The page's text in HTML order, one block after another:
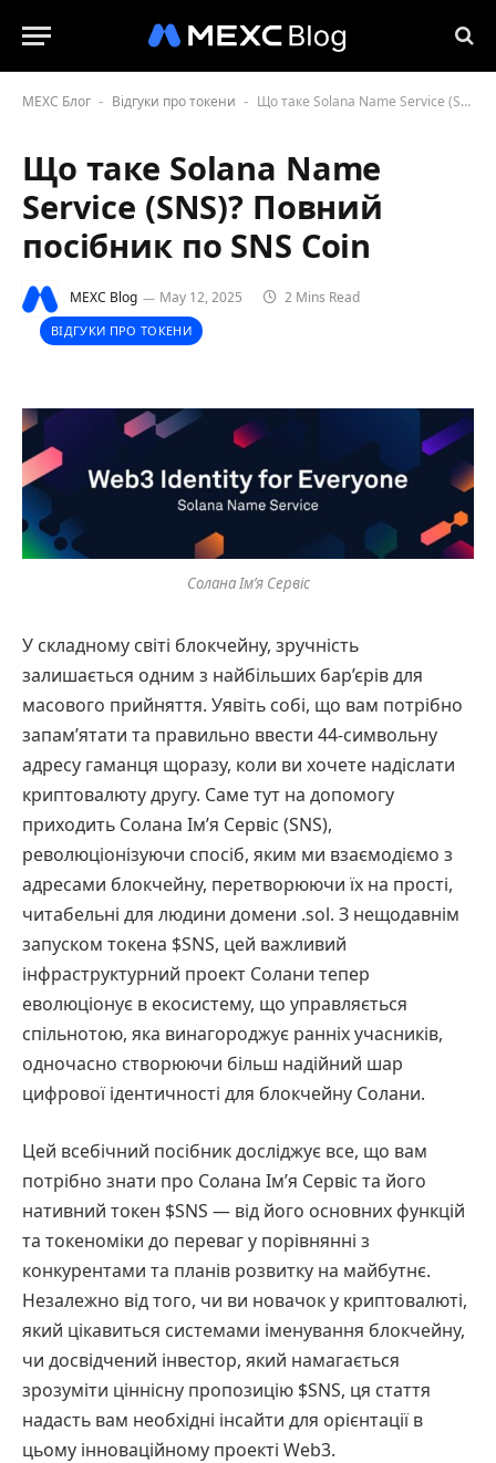
MEXC Блог - Відгуки про токени - Що таке Solana Name Service (SNS)? Повний посібник по SNS Coin
Що таке Solana Name
Service (SNS)? Повний
посібник по SNS Coin
MEXC Blog May 12, 2025 2 Mins Read
ВІДГУКИ ПРО ТОКЕНИ
Солана Ім’я Сервіс
У складному світі блокчейну, зручність
залишається одним з найбільших бар’єрів для
масового прийняття. Уявіть собі, що вам потрібно
запам’ятати та правильно ввести 44-символьну
адресу гаманця щоразу, коли ви хочете надіслати
криптовалюту другу. Саме тут на допомогу
приходить Солана Ім’я Сервіс (SNS),
революціонізуючи спосіб, яким ми взаємодіємо з
адресами блокчейну, перетворюючи їх на прості,
читабельні для людини домени .sol. З нещодавнім
запуском токена $SNS, цей важливий
інфраструктурний проект Солани тепер
еволюціонує в екосистему, що управляється
спільнотою, яка винагороджує ранніх учасників,
одночасно створюючи більш надійний шар
цифрової ідентичності для блокчейну Солани.
Цей всебічний посібник досліджує все, що вам
потрібно знати про Солана Ім’я Сервіс та його
нативний токен $SNS — від його основних функцій
та токеноміки до переваг у порівнянні з
конкурентами та планів розвитку на майбутнє.
Незалежно від того, чи ви новачок у криптовалюті,
який цікавиться системами іменування блокчейну,
чи досвідчений інвестор, який намагається
зрозуміти ціннісну пропозицію $SNS, ця стаття
надасть вам необхідні інсайти для орієнтації в
цьому інноваційному проекті Web3.